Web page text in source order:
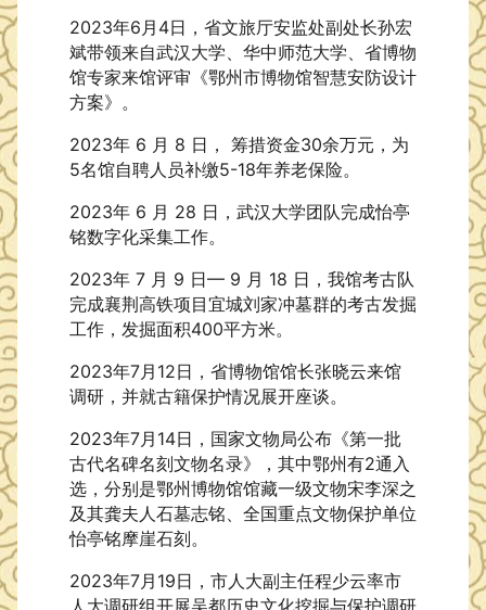
2023年6月4日，省文旅厅安监处副处长孙宏
斌带领来自武汉大学、华中师范大学、省博物
馆专家来馆评审《鄂州市博物馆智慧安防设计
方案》。
2023年 6 月 8 日， 筹措资金30余万元，为
5名馆自聘人员补缴5-18年养老保险。
2023年 6 月 28 日，武汉大学团队完成怡亭
铭数字化采集工作。
2023年 7 月 9 日— 9 月 18 日，我馆考古队
完成襄荆高铁项目宜城刘家冲墓群的考古发掘
工作，发掘面积400平方米。
2023年7月12日，省博物馆馆长张晓云来馆
调研，并就古籍保护情况展开座谈。
2023年7月14日，国家文物局公布《第一批
古代名碑名刻文物名录》，其中鄂州有2通入
选，分别是鄂州博物馆馆藏一级文物宋李深之
及其龚夫人石墓志铭、全国重点文物保护单位
怡亭铭摩崖石刻。
2023年7月19日，市人大副主任程少云率市
人大调研组开展吴都历史文化挖掘与保护调研